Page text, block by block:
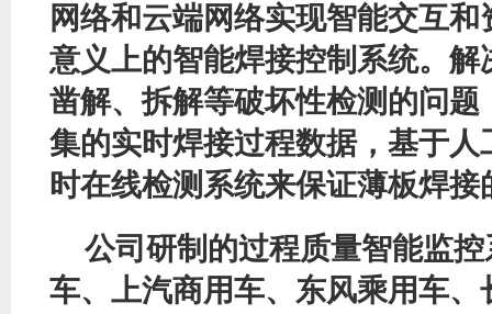
网络和云端网络实现智能交互
意义上的智能焊接控制系统。
凿解、拆解等破坏性检测的问
集的实时焊接过程数据，基于
时在线检测系统来保证薄板焊接
公司研制的过程质量智能监
车、上汽商用车、东风乘用车、